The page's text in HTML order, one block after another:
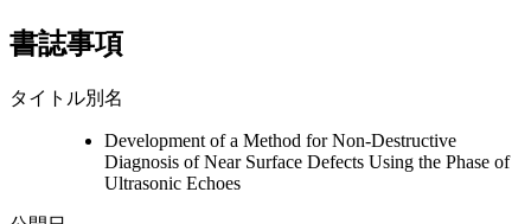
書誌事項
タイトル別名
Development of a Method for Non-Destructive
Diagnosis of Near Surface Defects Using the Phase of
Ultrasonic Echoes